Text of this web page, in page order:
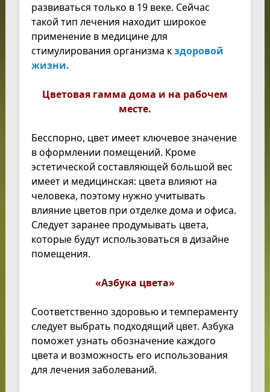
развиваться только в 19 веке. Сейчас
такой тип лечения находит широкое
применение в медицине для
стимулирования организма кздоровой
жизни.
Цветовая гамма дома и на рабочем
месте.
Бесспорно, цвет имеет ключевое значение
в оформлении помещений. Кроме
эстетической составляющей большой вес
имеет и медицинская: цвета влияют на
человека, поэтому нужно учитывать
влияние цветов при отделке дома и офиса.
Следует заранее продумывать цвета,
которые будут использоваться в дизайне
помещения.
«Азбука цвета»
Соответственно здоровью и темпераменту
следует выбрать подходящий цвет. Азбука
поможет узнать обозначение каждого
цвета и возможность его использования
для лечения заболеваний.